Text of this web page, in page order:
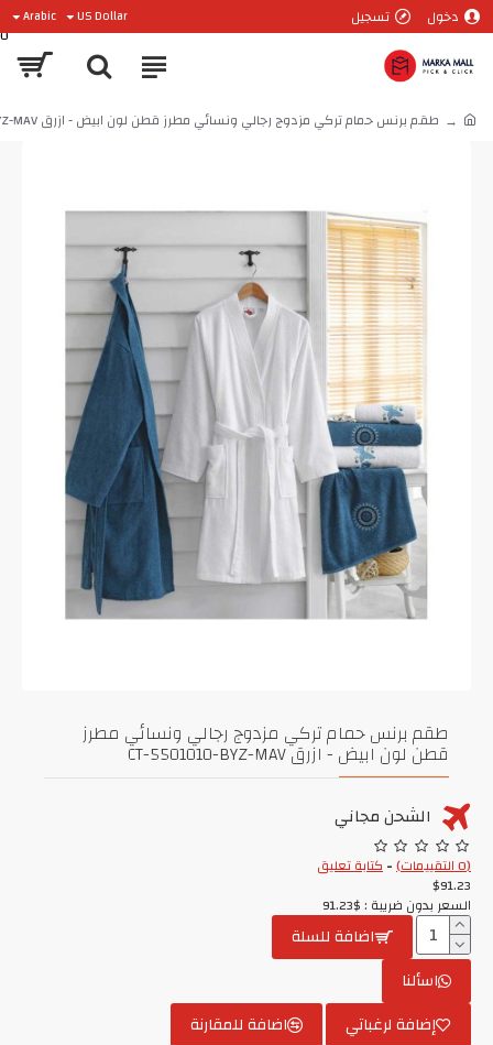
دخول تسجيل US Dollar
Arabic
0
طقم برنس حمام تركي مزدوج رجالي ونسائي مطرز قطن لون ابيض - ازرق CT-5501010-BYZ-MAV
طقم برنس حمام تركي مزدوج رجالي ونسائي مطرز
قطن لون ابيض - ازرق CT-5501010-BYZ-MAV
الشحن مجاني
(0 التقييمات) -كتابة تعليق
$91.23
السعر بدون ضريبة : $91.23
اضافة للسلة
اسألنا
إضافة لرغباتي
اضافة للمقارنة